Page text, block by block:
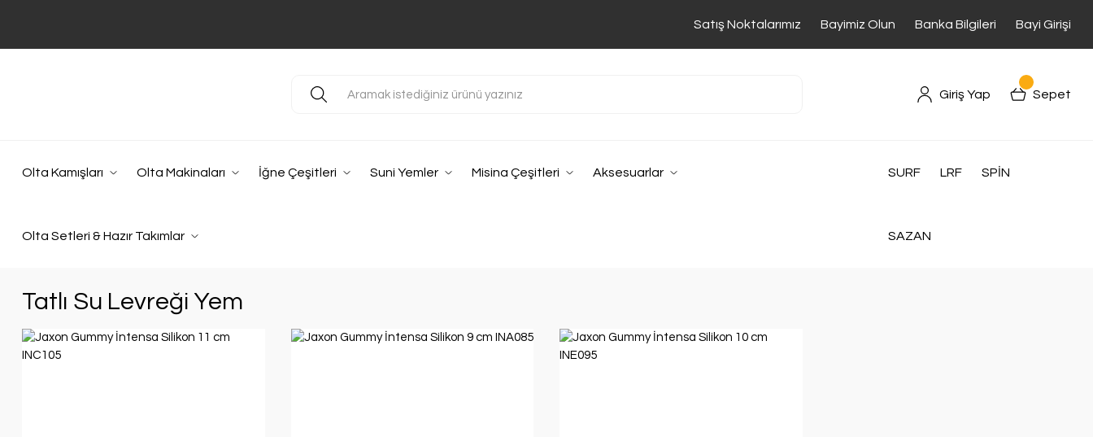
Satış Noktalarımız Bayimiz Olun Banka Bilgileri Bayi Girişi
Giriş Yap Sepet
Olta Kamışları Olta Makinaları İğne Çeşitleri Suni Yemler Misina Çeşitleri Aksesuarlar
Olta Setleri & Hazır Takımlar
SURF LRF SPİN
SAZAN
Tatlı Su Levreği Yem